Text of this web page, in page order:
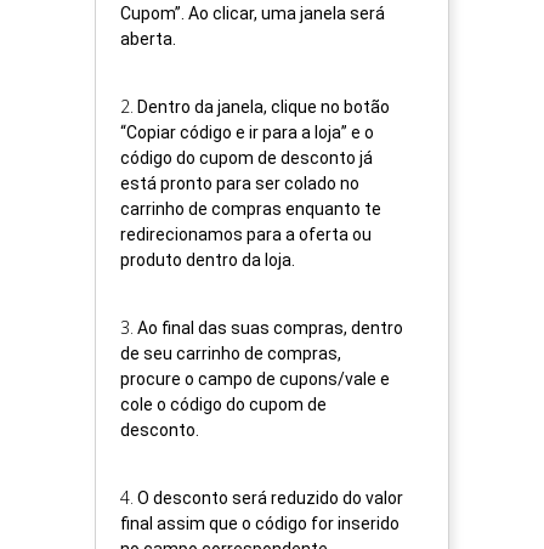
Cupom”. Ao clicar, uma janela será
aberta.
2. Dentro da janela, clique no botão
“Copiar código e ir para a loja” e o
código do cupom de desconto já
está pronto para ser colado no
carrinho de compras enquanto te
redirecionamos para a oferta ou
produto dentro da loja.
3. Ao final das suas compras, dentro
de seu carrinho de compras,
procure o campo de cupons/vale e
cole o código do cupom de
desconto.
4. O desconto será reduzido do valor
final assim que o código for inserido